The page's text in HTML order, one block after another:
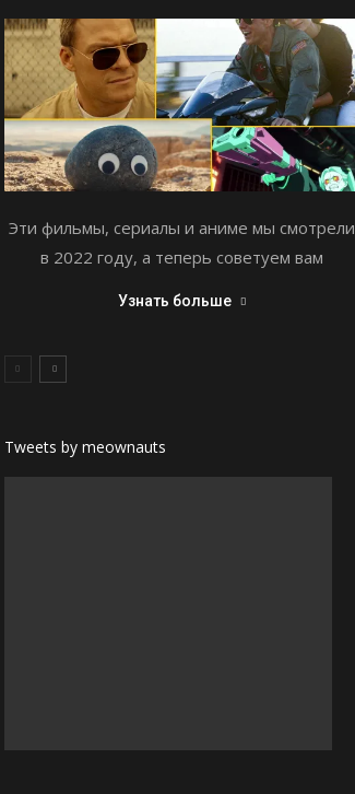
Эти фильмы, сериалы и аниме мы смотрели
в 2022 году, а теперь советуем вам
Узнать больше
Tweets by meownauts